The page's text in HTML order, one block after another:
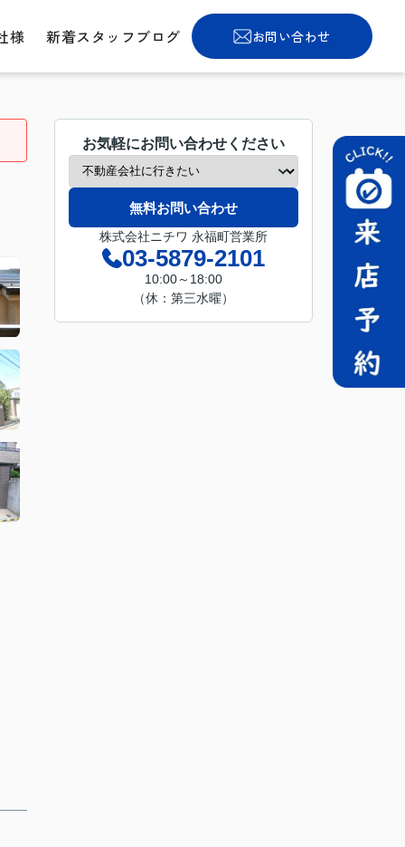
様 新着スタッフブログ お問い合わせ
お気軽にお問い合わせください
無料お問い合わせ
株式会社ニチワ 永福町営業所
03-5879-2101
10:00～18:00
（休：第三水曜）